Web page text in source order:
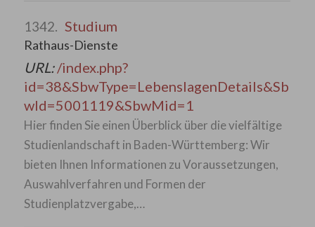
1342. Studium
Rathaus-Dienste
URL:/index.php?
id=38&SbwType=LebenslagenDetails&Sb
wId=5001119&SbwMid=1
Hier finden Sie einen Überblick über die vielfältige
Studienlandschaft in Baden-Württemberg: Wir
bieten Ihnen Informationen zu Voraussetzungen,
Auswahlverfahren und Formen der
Studienplatzvergabe,…